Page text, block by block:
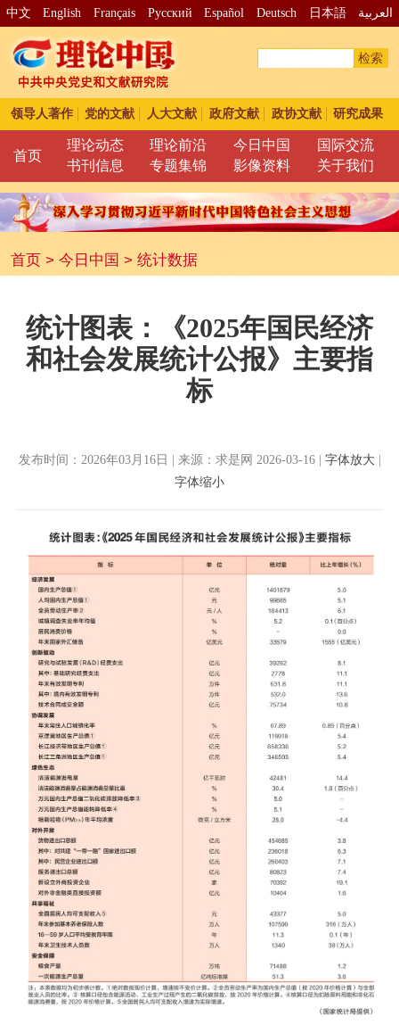
中文 English Français Pусский Español Deutsch 日本語 العربية
检索
领导人著作 党的文献 人大文献 政府文献 政协文献 研究成果
首页
理论动态 理论前沿 今日中国
国际交流
书刊信息
专题集锦 影像资料 关于我们
首页> 今日中国 > 统计数据
统计图表：《2025年国民经济
和社会发展统计公报》主要指
标
发布时间：2026年03月16日 | 来源：求是网 2026-03-16 | 字体放大|
字体缩小